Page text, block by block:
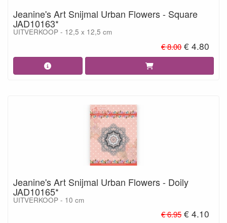
Jeanine's Art Snijmal Urban Flowers - Square
JAD10163*
UITVERKOOP - 12,5 x 12,5 cm
€ 8.00 € 4.80
Jeanine's Art Snijmal Urban Flowers - Doily
JAD10165*
UITVERKOOP - 10 cm
€ 6.95 € 4.10